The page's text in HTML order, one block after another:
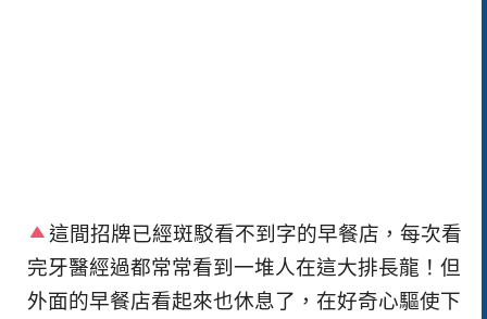
這間招牌已經斑駁看不到字的早餐店，每次看
完牙醫經過都常常看到一堆人在這大排長龍！但
外面的早餐店看起來也休息了，在好奇心驅使下